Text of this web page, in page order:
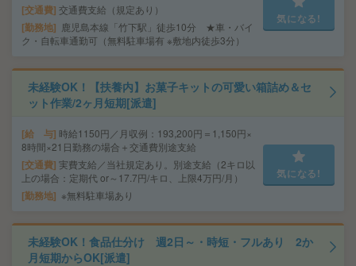
交通費 交通費支給（規定あり）
勤務地
鹿児島本線「竹下駅」徒歩10分 ★車・バイ
ク・自転車通勤可（無料駐車場有 ※敷地内徒歩3分）
気になる!
未経験OK！【扶養内】お菓子キットの可愛い箱詰め＆セ
ット作業/2ヶ月短期[派遣]
給 与 時給1150円／月収例：193,200円＝1,150円×
8時間×21日勤務の場合＋交通費別途支給
交通費 実費支給／当社規定あり。別途支給（2キロ以
上の場合：定期代 or～17.7円/キロ、上限4万円/月）
勤務地 ※無料駐車場あり
気になる!
未経験OK！食品仕分け 週2日～・時短・フルあり 2か
月短期からOK[派遣]